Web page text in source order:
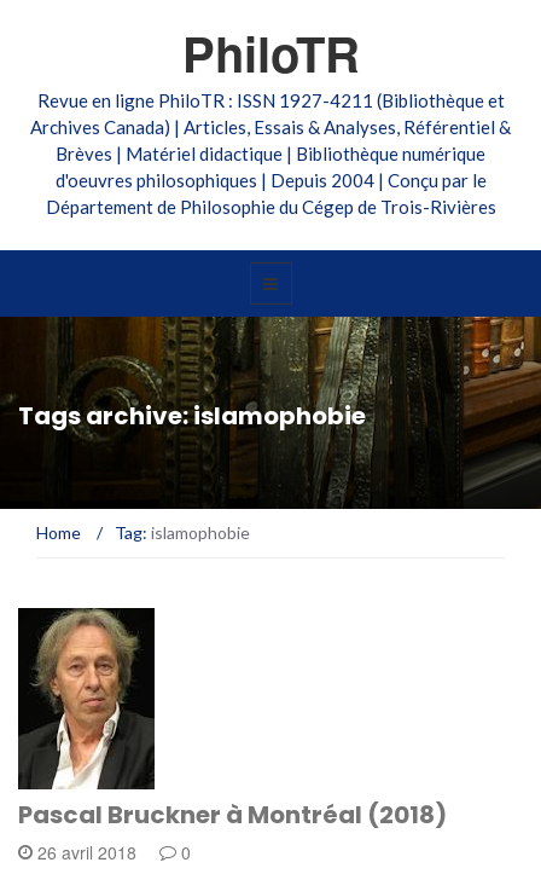
PhiloTR
Revue en ligne PhiloTR : ISSN 1927-4211 (Bibliothèque et
Archives Canada) | Articles, Essais & Analyses, Référentiel &
Brèves | Matériel didactique | Bibliothèque numérique
d'oeuvres philosophiques | Depuis 2004 | Conçu par le
Département de Philosophie du Cégep de Trois-Rivières
Tags archive: islamophobie
Home / Tag: islamophobie
Pascal Bruckner à Montréal (2018)
26 avril 2018 0